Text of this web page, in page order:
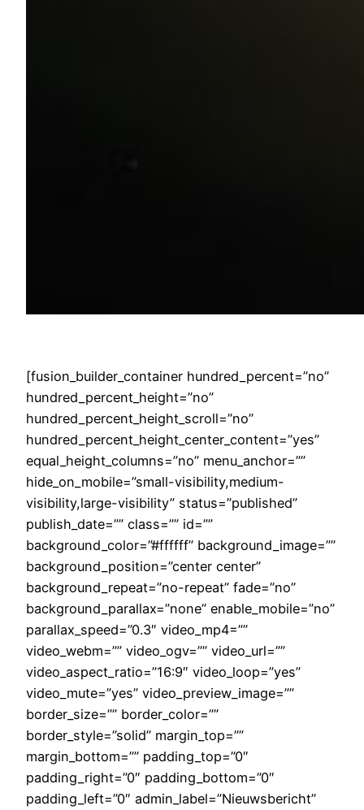
[fusion_builder_container hundred_percent=”no”
hundred_percent_height=”no”
hundred_percent_height_scroll=”no”
hundred_percent_height_center_content=”yes”
equal_height_columns=”no” menu_anchor=””
hide_on_mobile=”small-visibility,medium-
visibility,large-visibility” status=”published”
publish_date=”” class=”” id=””
background_color=”#ffffff” background_image=””
background_position=”center center”
background_repeat=”no-repeat” fade=”no”
background_parallax=”none” enable_mobile=”no”
parallax_speed=”0.3″ video_mp4=””
video_webm=”” video_ogv=”” video_url=””
video_aspect_ratio=”16:9″ video_loop=”yes”
video_mute=”yes” video_preview_image=””
border_size=”” border_color=””
border_style=”solid” margin_top=””
margin_bottom=”” padding_top=”0″
padding_right=”0″ padding_bottom=”0″
padding_left=”0″ admin_label=”Nieuwsbericht”